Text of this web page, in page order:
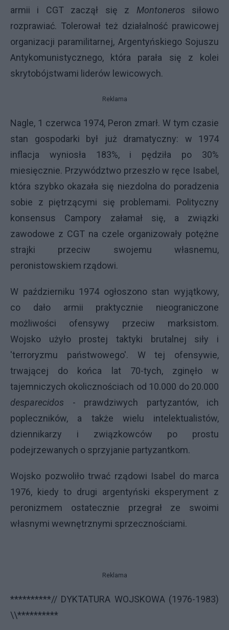
armii i CGT zaczął się z Montoneros siłowo
rozprawiać. Tolerował też działalność prawicowej
organizacji paramilitarnej, Argentyńskiego Sojuszu
Antykomunistycznego, która parała się z kolei
skrytobójstwami liderów lewicowych.
Reklama
Nagle, 1 czerwca 1974, Peron zmarł. W tym czasie
stan gospodarki był już dramatyczny: w 1974
inflacja wyniosła 183%, i pędziła po 30%
miesięcznie. Przywództwo przeszło w ręce Isabel,
która szybko okazała się niezdolna do poradzenia
sobie z piętrzącymi się problemami. Polityczny
konsensus Campory załamał się, a związki
zawodowe z CGT na czele organizowały potężne
strajki przeciw swojemu własnemu,
peronistowskiem rządowi.
W październiku 1974 ogłoszono stan wyjątkowy,
co dało armii praktycznie nieograniczone
możliwości ofensywy przeciw marksistom.
Wojsko użyło prostej taktyki brutalnej siły i
'terroryzmu państwowego'. W tej ofensywie,
trwającej do końca lat 70-tych, zginęło w
tajemniczych okolicznościach od 10.000 do 20.000
desparecidos - prawdziwych partyzantów, ich
popleczników, a także wielu intelektualistów,
dziennikarzy i związkowców po prostu
podejrzewanych o sprzyjanie partyzantkom.
Wojsko pozwoliło trwać rządowi Isabel do marca
1976, kiedy to drugi argentyński eksperyment z
peronizmem ostatecznie przegrał ze swoimi
własnymi wewnętrznymi sprzecznościami.
Reklama
**********// DYKTATURA WOJSKOWA (1976-1983)
\\**********